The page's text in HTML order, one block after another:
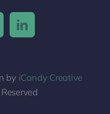
by iCandy Creative